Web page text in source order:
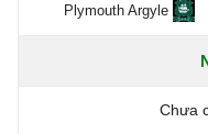
Plymouth Argyle
Chưa